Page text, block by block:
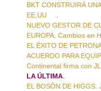
BKT CONSTRUIRÁ
EE.UU
NUEVO GESTOR DE
EUROPA. Cambios en
EL ÉXITO DE
ACUERDO PARA
Continental firma con
LA ÚLTIMA
EL BOSÓN DE HIGGS.